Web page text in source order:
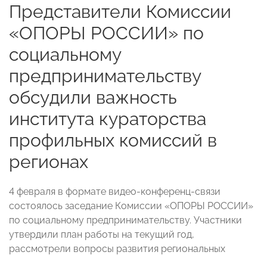
Представители Комиссии
«ОПОРЫ РОССИИ» по
социальному
предпринимательству
обсудили важность
института кураторства
профильных комиссий в
регионах
4 февраля в формате видео-конференц-связи
состоялось заседание Комиссии «ОПОРЫ РОССИИ»
по социальному предпринимательству. Участники
утвердили план работы на текущий год,
рассмотрели вопросы развития региональных